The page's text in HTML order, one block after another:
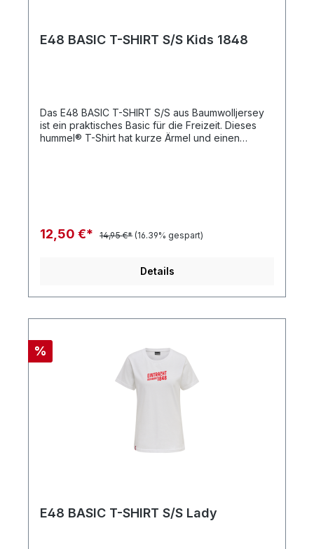
E48 BASIC T-SHIRT S/S Kids 1848
Das E48 BASIC T-SHIRT S/S aus Baumwolljersey
ist ein praktisches Basic für die Freizeit. Dieses
hummel® T-Shirt hat kurze Ärmel und einen
12,50 €* 14,95 €* (16.39% gespart)
Details
%
E48 BASIC T-SHIRT S/S Lady